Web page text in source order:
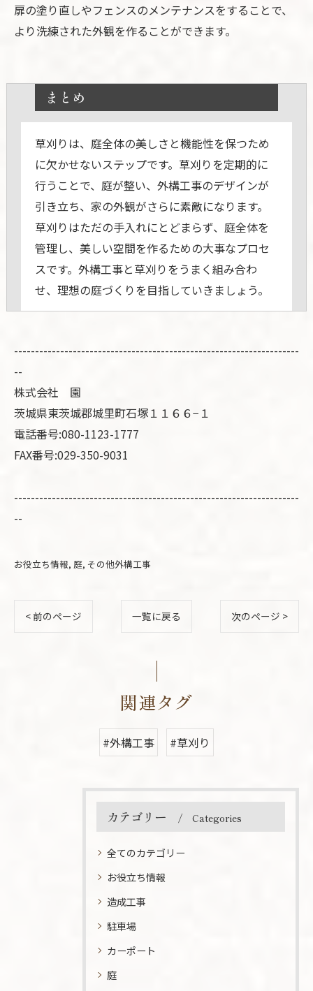
扉の塗り直しやフェンスのメンテナンスをすることで、
より洗練された外観を作ることができます。
まとめ
草刈りは、庭全体の美しさと機能性を保つため
に欠かせないステップです。草刈りを定期的に
行うことで、庭が整い、外構工事のデザインが
引き立ち、家の外観がさらに素敵になります。
草刈りはただの手入れにとどまらず、庭全体を
管理し、美しい空間を作るための大事なプロセ
スです。外構工事と草刈りをうまく組み合わ
せ、理想の庭づくりを目指していきましょう。
--------------------------------------------------------------------
--
株式会社 園
茨城県東茨城郡城里町石塚１１６６−１
電話番号:080-1123-1777
FAX番号:029-350-9031
--------------------------------------------------------------------
--
お役立ち情報 庭 その他外構工事
< 前のページ 一覧に戻る 次のページ >
関連タグ
#外構工事 #草刈り
カテゴリー Categories
全てのカテゴリー
お役立ち情報
造成工事
駐車場
カーポート
庭